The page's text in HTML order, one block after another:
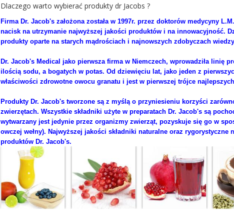
Dlaczego warto wybierać produkty dr Jacobs ?
Firma Dr. Jacob's założona została w 1997r. przez doktorów medycyny
nacisk na utrzymanie najwyższej jakości produktów i na innowacyjność.
produkty oparte na starych mądrościach i najnowszych zdobyczach
Dr. Jacob's Medical jako pierwsza firma w Niemczech, wprowadziła linię
ilością sodu, a bogatych w potas. Od dziewięciu lat, jako jeden z
właściwości zdrowotne owocu granatu i jest w pierwszej trójce
Produkty Dr. Jacob's tworzone są z myślą o przyniesieniu korzyści
zwierzętach. Wszystkie składniki użyte w preparatach Dr. Jacob's są
wytwarzany jest jedynie przez organizmy zwierząt, pozyskuje się go w
owczej wełny). Najwyższej jakości składniki naturalne oraz
produktów Dr. Jacob's.